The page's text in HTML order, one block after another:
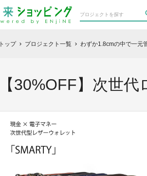
トップ chevron_right プロジェクト一覧 chevron_right わずか1.8cmの中で一元
【30%OFF】次世